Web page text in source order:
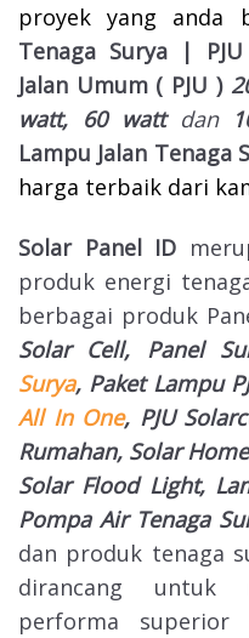
proyek yang anda
Tenaga Surya |
Jalan Umum ( PJU )
watt, 60 watt dan
Lampu Jalan Tenaga
harga terbaik dari
Solar Panel ID
produk energi
berbagai produk
Solar Cell, Panel
Surya, Paket Lampu
All In One, PJU
Rumahan, Solar
Solar Flood Light,
Pompa Air Tenaga
dan produk tenaga
dirancang untuk
performa superior